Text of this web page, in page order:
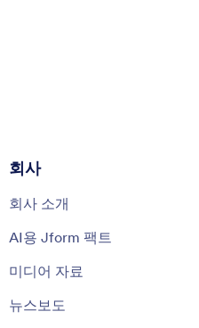
회사
회사 소개
AI용 Jform 팩트
미디어 자료
뉴스보도